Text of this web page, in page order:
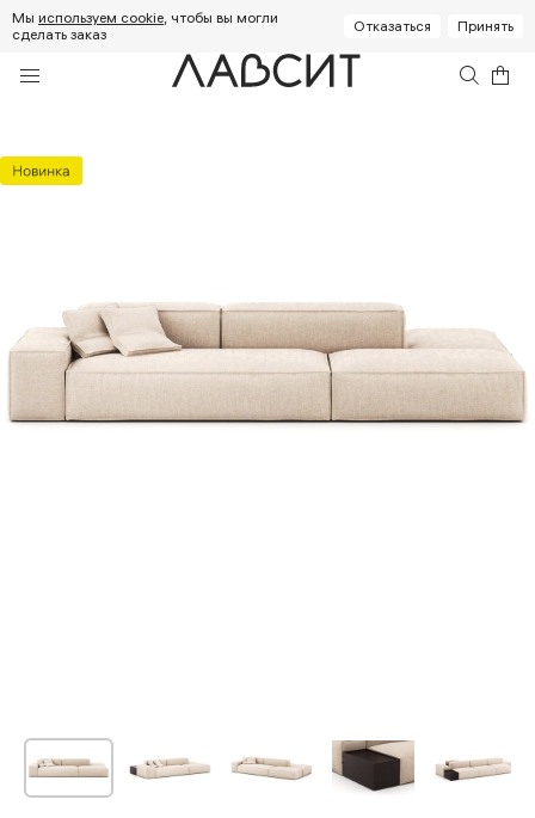
Мы используем cookie, чтобы вы могли
сделать заказ
Отказаться Принять